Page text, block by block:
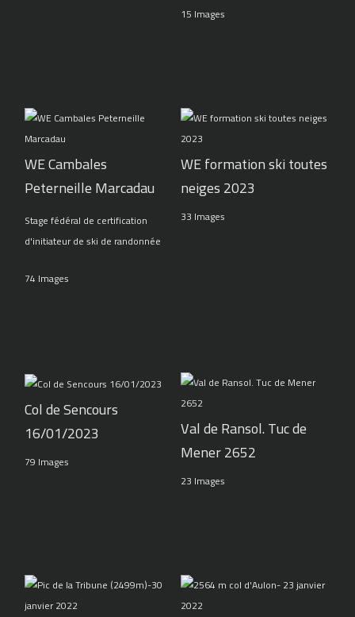
15 Images
WE Cambales
Peterneille Marcadau
Stage fédéral de certification
d'initiateur de ski de randonnée
74 Images
WE formation ski toutes
neiges 2023
33 Images
Col de Sencours
16/01/2023
79 Images
Val de Ransol. Tuc de
Mener 2652
23 Images